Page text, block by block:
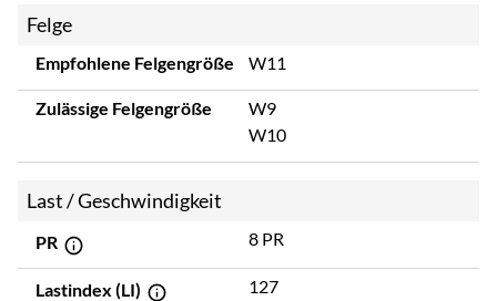
Felge
Empfohlene Felgengröße W11
Zulässige Felgengröße
W9
W10
Last / Geschwindigkeit
PR 8 PR
Lastindex (LI) 127